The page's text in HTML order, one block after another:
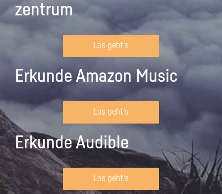
zentrum
Los geht's
Erkunde Amazon Music
Los geht's
Erkunde Audible
Los geht's